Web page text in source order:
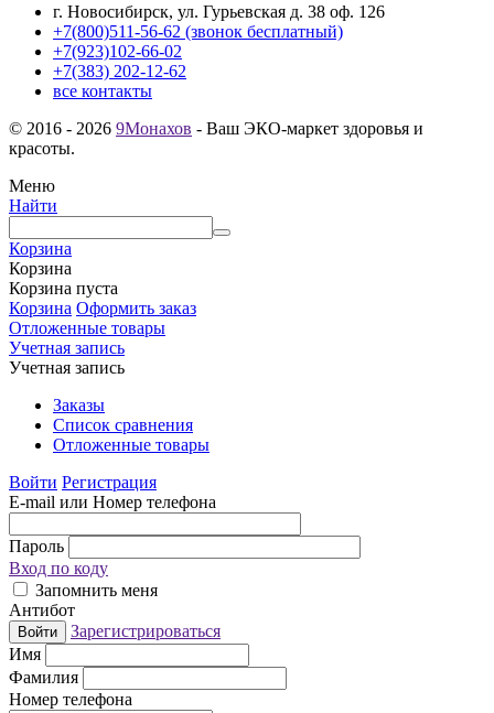
г. Новосибирск, ул. Гурьевская д. 38 оф. 126
+7(800)511-56-62 (звонок бесплатный)
+7(923)102-66-02
+7(383) 202-12-62
все контакты
© 2016 - 2026 9Монахов - Ваш ЭКО-маркет здоровья и
красоты.
Меню
Найти
Корзина
Корзина
Корзина пуста
Корзина Оформить заказ
Отложенные товары
Учетная запись
Учетная запись
Заказы
Список сравнения
Отложенные товары
Войти Регистрация
E-mail или Номер телефона
Пароль
Вход по коду
Запомнить меня
Антибот
Войти
Зарегистрироваться
Имя
Фамилия
Номер телефона